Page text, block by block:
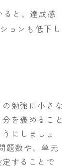
ると、達成感
ョンも低下し
の勉強に小さな
を褒めること
にしましょ
題数や、単元
することで